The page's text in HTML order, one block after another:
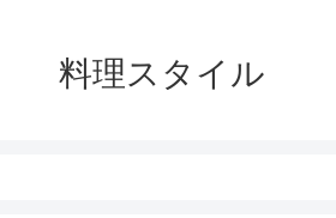
料理スタイル